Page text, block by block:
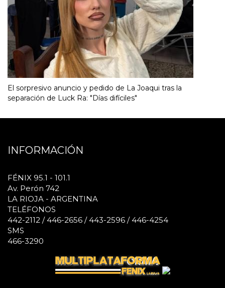
El sorpresivo anuncio y pedido de La Joaqui tras la
separación de Luck Ra: "Días difíciles"
INFORMACIÓN
FÉNIX 95.1 - 101.1
Av. Perón 742
LA RIOJA - ARGENTINA
TELÉFONOS
442-2112 / 446-2656 / 443-2596 / 446-4254
SMS
466-3290